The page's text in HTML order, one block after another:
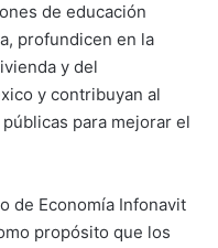
de educación
profundicen en la
y del
y contribuyan al
para mejorar el
de Economía Infonavit
propósito que los